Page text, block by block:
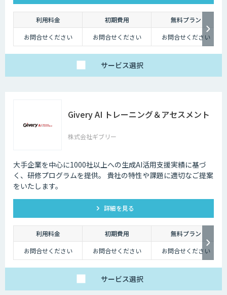
利用料金 初期費用
無料プラン
お問合せください
お問合せください お問合せください
サービス選択
Givery AI トレーニング＆アセスメント
株式会社ギブリー
大手企業を中心に1000社以上への生成AI活用支援実績に基づ
く、研修プログラムを提供。 貴社の特性や課題に適切なご提案
をいたします。
詳細を見る
利用料金 初期費用
無料プラン
お問合せください
お問合せください お問合せください
サービス選択